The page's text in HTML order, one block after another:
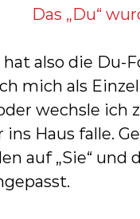
e
a
m
b
e
g
Das „Du“
also die Du-
mich als
wechsle ich
Haus falle.
auf „Sie“ und